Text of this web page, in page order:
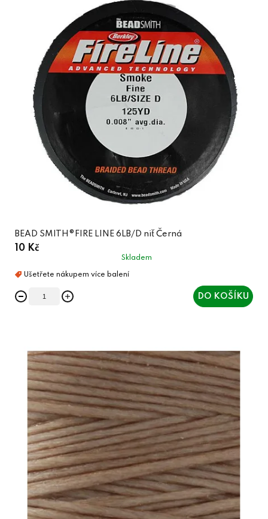
BEAD SMITH®FIRE LINE 6LB/D niť Černá
10 Kč
Skladem
DO KOŠÍKU